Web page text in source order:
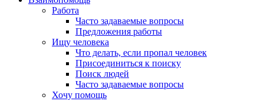
Работа
Часто задаваемые вопросы
Предложения работы
Ищу человека
Что делать, если пропал человек
Присоединиться к поиску
Поиск людей
Часто задаваемые вопросы
Хочу помощь